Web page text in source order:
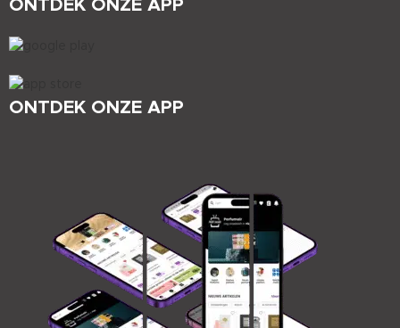
ONTDEK ONZE APP
ONTDEK ONZE APP